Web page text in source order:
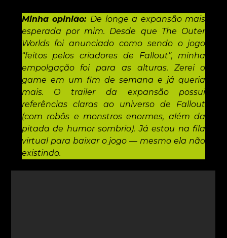
Minha opinião: De longe a expansão mais
esperada por mim. Desde que The Outer
Worlds foi anunciado como sendo o jogo
“feitos pelos criadores de Fallout”, minha
empolgação foi para as alturas. Zerei o
game em um fim de semana e já queria
mais. O trailer da expansão possui
referências claras ao universo de Fallout
(com robôs e monstros enormes, além da
pitada de humor sombrio). Já estou na fila
virtual para baixar o jogo — mesmo ela não
existindo.